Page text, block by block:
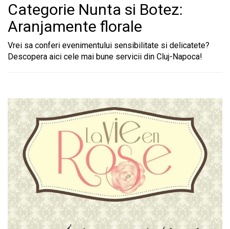
Categorie Nunta si Botez:
Aranjamente florale
Vrei sa conferi evenimentului sensibilitate si delicatete?
Descopera aici cele mai bune servicii din Cluj-Napoca!